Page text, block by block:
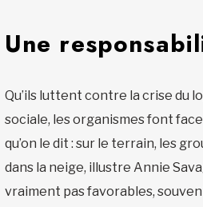
Une
Qu’ils luttent contre la crise du
sociale, les organismes font
qu’on le dit : sur le terrain, les
dans la neige, illustre Annie
vraiment pas favorables,